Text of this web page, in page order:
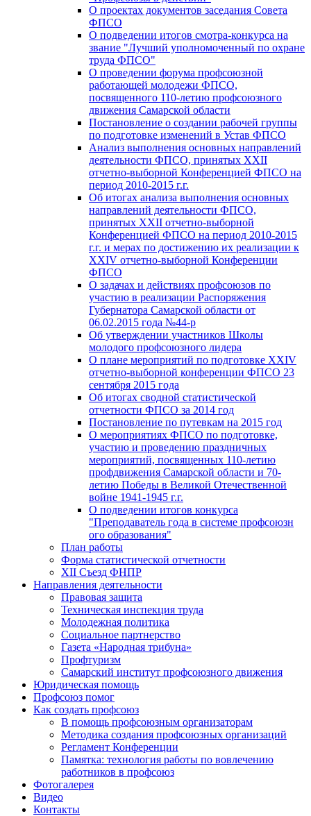
О проектах документов заседания Совета
ФПСО
О подведении итогов смотра-конкурса на
звание "Лучший уполномоченный по охране
труда ФПСО"
О проведении форума профсоюзной
работающей молодежи ФПСО,
посвященного 110-летию профсоюзного
движения Самарской области
Постановление о создании рабочей группы
по подготовке изменений в Устав ФПСО
Анализ выполнения основных направлений
деятельности ФПСО, принятых XXII
отчетно-выборной Конференцией ФПСО на
период 2010-2015 г.г.
Об итогах анализа выполнения основных
направлений деятельности ФПСО,
принятых XXII отчетно-выборной
Конференцией ФПСО на период 2010-2015
г.г. и мерах по достижению их реализации к
XXIV отчетно-выборной Конференции
ФПСО
О задачах и действиях профсоюзов по
участию в реализации Распоряжения
Губернатора Самарской области от
06.02.2015 года №44-р
Об утверждении участников Школы
молодого профсоюзного лидера
О плане мероприятий по подготовке XXIV
отчетно-выборной конференции ФПСО 23
сентября 2015 года
Об итогах сводной статистической
отчетности ФПСО за 2014 год
Постановление по путевкам на 2015 год
О мероприятиях ФПСО по подготовке,
участию и проведению праздничных
мероприятий, посвященных 110-летию
профдвижения Самарской области и 70-
летию Победы в Великой Отечественной
войне 1941-1945 г.г.
О подведении итогов конкурса
"Преподаватель года в системе профсоюзн
ого образования"
План работы
Форма статистической отчетности
XII Съезд ФНПР
Направления деятельности
Правовая защита
Техническая инспекция труда
Молодежная политика
Социальное партнерство
Газета «Народная трибуна»
Профтуризм
Самарский институт профсоюзного движения
Юридическая помощь
Профсоюз помог
Как создать профсоюз
В помощь профсоюзным организаторам
Методика создания профсоюзных организаций
Регламент Конференции
Памятка: технология работы по вовлечению
работников в профсоюз
Фотогалерея
Видео
Контакты